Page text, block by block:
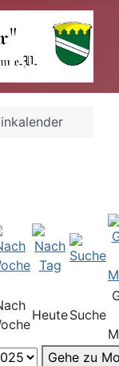
HeuteSuche
Gehe zu